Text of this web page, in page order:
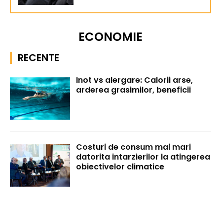
ECONOMIE
RECENTE
Inot vs alergare: Calorii arse,
arderea grasimilor, beneficii
Costuri de consum mai mari
datorita intarzierilor la atingerea
obiectivelor climatice